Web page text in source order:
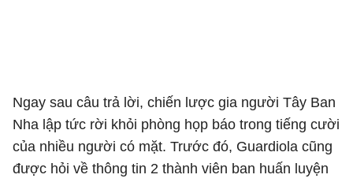
Ngay sau câu trả lời, chiến lược gia người Tây Ban
Nha lập tức rời khỏi phòng họp báo trong tiếng cười
của nhiều người có mặt. Trước đó, Guardiola cũng
được hỏi về thông tin 2 thành viên ban huấn luyện